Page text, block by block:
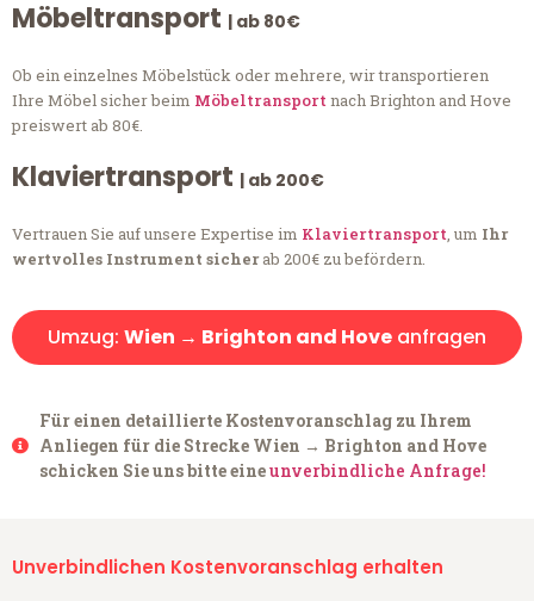
Möbeltransport | ab 80€
Ob ein einzelnes Möbelstück oder mehrere, wir transportieren
Ihre Möbel sicher beim Möbeltransportnach Brighton and Hove
preiswert ab 80€.
Klaviertransport | ab 200€
Vertrauen Sie auf unsere Expertise im Klaviertransport, um Ihr
wertvolles Instrument sicherab 200€ zu befördern.
Umzug: Wien → Brighton and Hove anfragen
Für einen detaillierte Kostenvoranschlag zu Ihrem
Anliegen für die Strecke Wien → Brighton and Hove
schicken Sie uns bitte eineunverbindliche Anfrage!
Unverbindlichen Kostenvoranschlag erhalten